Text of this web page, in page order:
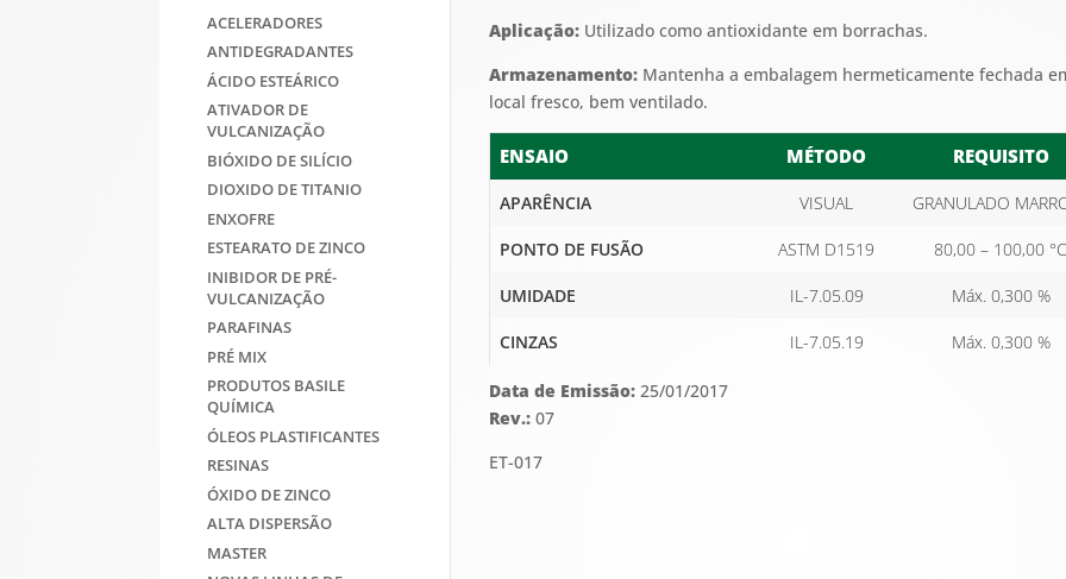
ACELERADORES
ANTIDEGRADANTES
ÁCIDO ESTEÁRICO
ATIVADOR DE
VULCANIZAÇÃO
BIÓXIDO DE SILÍCIO
DIOXIDO DE TITANIO
ENXOFRE
ESTEARATO DE ZINCO
INIBIDOR DE PRÉ-
VULCANIZAÇÃO
PARAFINAS
PRÉ MIX
PRODUTOS BASILE
QUÍMICA
ÓLEOS PLASTIFICANTES
RESINAS
ÓXIDO DE ZINCO
ALTA DISPERSÃO
MASTER
Aplicação: Utilizado como antioxidante em borrachas.
Armazenamento: Mantenha a embalagem hermeticamente fechada
local fresco, bem ventilado.
ENSAIO MÉTODO REQUISITO
APARÊNCIA VISUAL GRANULADO
PONTO DE FUSÃO ASTM D1519 80,00 – 100,00
UMIDADE IL-7.05.09 Máx. 0,300 %
CINZAS IL-7.05.19 Máx. 0,300 %
Data de Emissão:25/01/2017
Rev.:07
ET-017